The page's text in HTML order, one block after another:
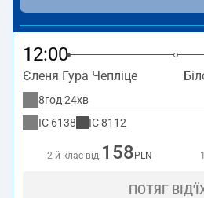
12:00
Єленя Гура Чепліце
8год 24хв
IC 6138 IC8112
2-й клас від: 158 PLN
ПОТЯГ